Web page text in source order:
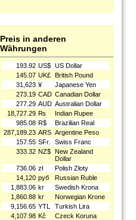
Preis in anderen
Währungen
193.92 US$ US Dollar
145.07 UK£ British Pound
31,623 ¥
Japanese Yen
273.19 CAD Canadian Dollar
277.29 AUD Australian Dollar
18,727.29 ₨
Indian Rupee
985.08 R$
Brazilian Real
287,189.23 ARS Argentine Peso
157.55 SFr.
Swiss Franc
333.32 NZ$ New Zealand
Dollar
736.06 zł
Polish Złoty
14,120 руб
Russian Ruble
1,883.06 kr
Swedish Krona
1,860.88 kr
Norwegian Krone
9,156.65 YTL
Turkish Lira
4,107.98 Kč
Czeck Koruna